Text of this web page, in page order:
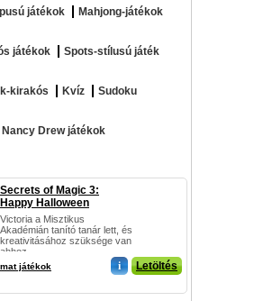
játékok Mahjong-játékok
játékok Spots-stílusú játék
kirakós Kvíz Sudoku
Nancy Drew játékok
Secrets of Magic 3:
Happy Halloween
Victoria a Misztikus
Akadémián tanító tanár lett, és
kreativitásához szüksége van
ahhoz...
játékok i Letöltés